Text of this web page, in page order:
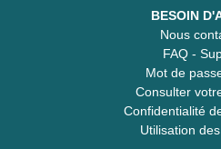
BESOIN
Nous
FAQ -
Mot de
Consulter
Confidentialité
Utilisation